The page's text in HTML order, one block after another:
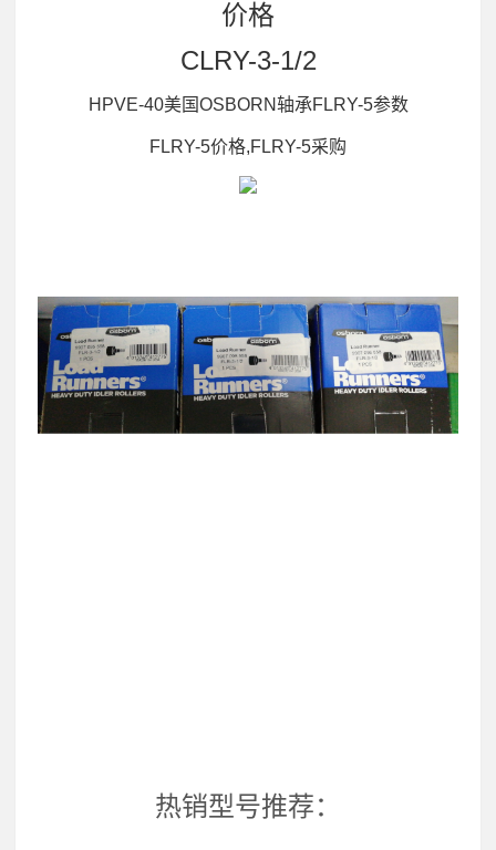
价格
CLRY-3-1/2
HPVE-40美国OSBORN轴承FLRY-5参数
FLRY-5价格,FLRY-5采购
热销型号推荐：